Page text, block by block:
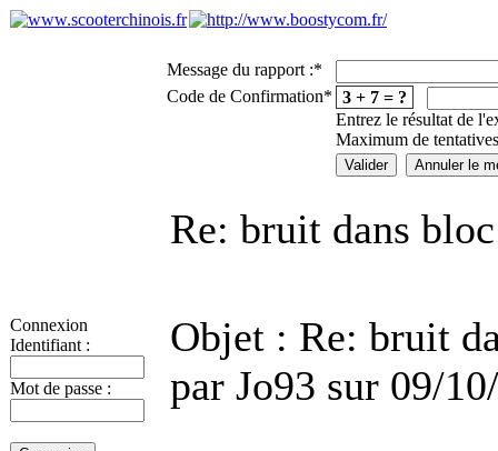
Connexion
Identifiant :
Mot de passe :
Message du rapport :*
Code de Confirmation* 3 + 7 = ?
Entrez le résultat de
Maximum de
Re: bruit dans
Objet : Re: bruit
par Jo93 sur 09/